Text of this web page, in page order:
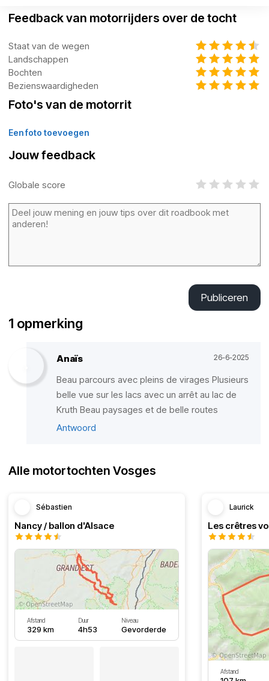
Feedback van motorrijders over de tocht
Staat van de wegen
Landschappen
Bochten
Bezienswaardigheden
Foto's van de motorrit
Een foto toevoegen
Jouw feedback
Globale score
Publiceren
1 opmerking
Anaïs 26-6-2025
Beau parcours avec pleins de virages Plusieurs
belle vue sur les lacs avec un arrêt au lac de
Kruth Beau paysages et de belle routes
Antwoord
Alle motortochten Vosges
Sébastien
Nancy / ballon d'Alsace
Afstand
329 km
Duur
4h53
Niveau
Gevorderde
Laurick
Afstand